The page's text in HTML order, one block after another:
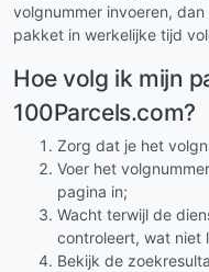
volgnummer invoeren,
pakket in werkelijke tijd
Hoe volg ik mijn
100Parcels.com?
Zorg dat je het
Voer het
pagina in;
Wacht terwijl de
controleert, wat niet
Bekijk de